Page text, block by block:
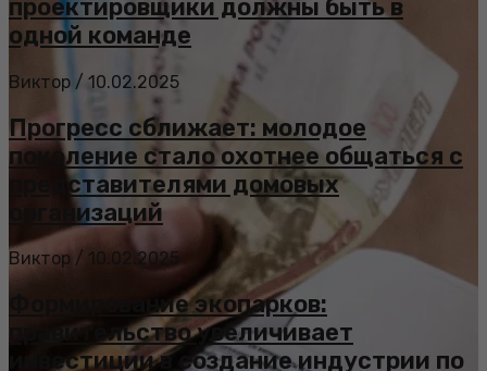
проектировщики должны быть в
одной команде
Виктор / 10.02.2025
Прогресс сближает: молодое
поколение стало охотнее общаться с
представителями домовых
организаций
Виктор / 10.02.2025
Формирование экопарков:
правительство увеличивает
инвестиции в создание индустрии по